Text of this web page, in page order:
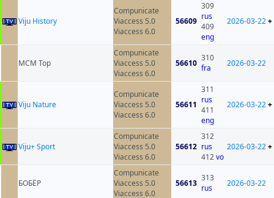
Viju History
Compunicate
Viaccess 5.0
Viaccess 6.0
56609
309
rus
409
eng
2026-03-22+
MCM Top
Compunicate
Viaccess 5.0
Viaccess 6.0
56610
310
fra
2026-03-22
Viju Nature
Compunicate
Viaccess 5.0
Viaccess 6.0
56611
311
rus
411
eng
2026-03-22+
Viju+ Sport
Compunicate
Viaccess 5.0
Viaccess 6.0
56612
312
rus
412vo
2026-03-22+
БОБЁР
Compunicate
Viaccess 5.0
Viaccess 6.0
56613
313
rus
2026-03-22